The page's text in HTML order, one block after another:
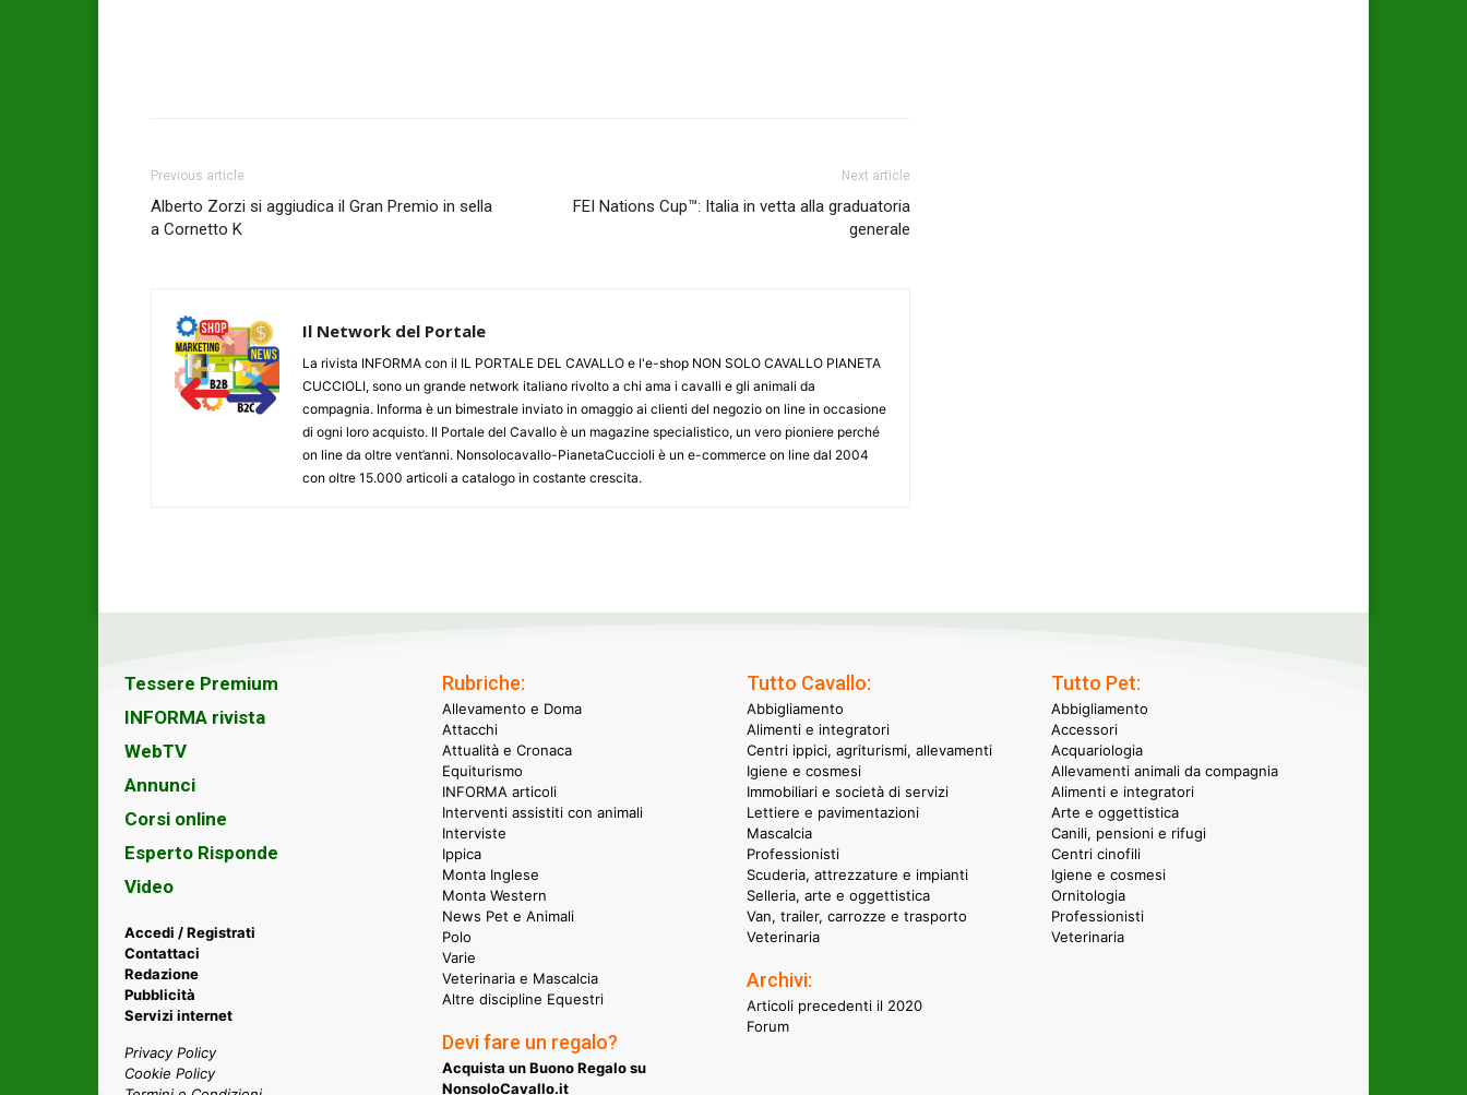
Previous article
Alberto Zorzi si aggiudica il Gran Premio in sella
a Cornetto K
Next article
FEI Nations Cup™: Italia in vetta alla graduatoria
generale
Il Network del Portale
La rivista INFORMA con il IL PORTALE DEL CAVALLO e l'e-shop NON SOLO CAVALLO PIANETA
CUCCIOLI, sono un grande network italiano rivolto a chi ama i cavalli e gli animali da
compagnia. Informa è un bimestrale inviato in omaggio ai clienti del negozio on line in occasione
di ogni loro acquisto. Il Portale del Cavallo è un magazine specialistico, un vero pioniere perché
on line da oltre vent’anni. Nonsolocavallo-PianetaCuccioli è un e-commerce on line dal 2004
con oltre 15.000 articoli a catalogo in costante crescita.
Tessere Premium
INFORMA rivista
WebTV
Annunci
Corsi online
Esperto Risponde
Video
Accedi / Registrati
Contattaci
Redazione
Pubblicità
Servizi internet
Privacy Policy
Cookie Policy
Rubriche:
Allevamento e Doma
Attacchi
Attualità e Cronaca
Equiturismo
INFORMA articoli
Interventi assistiti con animali
Interviste
Ippica
Monta Inglese
Monta Western
News Pet e Animali
Polo
Varie
Veterinaria e Mascalcia
Altre discipline Equestri
Devi fare un regalo?
Acquista un Buono Regalo su
NonsoloCavallo.it
Tutto Cavallo:
Abbigliamento
Alimenti e integratori
Centri ippici, agriturismi, allevamenti
Igiene e cosmesi
Immobiliari e società di servizi
Lettiere e pavimentazioni
Mascalcia
Professionisti
Scuderia, attrezzature e impianti
Selleria, arte e oggettistica
Van, trailer, carrozze e trasporto
Veterinaria
Archivi:
Articoli precedenti il 2020
Forum
Tutto Pet:
Abbigliamento
Accessori
Acquariologia
Allevamenti animali da compagnia
Alimenti e integratori
Arte e oggettistica
Canili, pensioni e rifugi
Centri cinofili
Igiene e cosmesi
Ornitologia
Professionisti
Veterinaria